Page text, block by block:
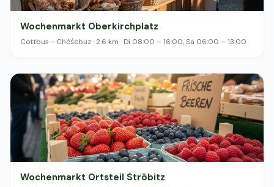
Wochenmarkt Oberkirchplatz
Cottbus - Chóśebuz · 2.6 km · Di 08:00 – 16:00, Sa 06:00 – 13:00
Wochenmarkt Ortsteil Ströbitz